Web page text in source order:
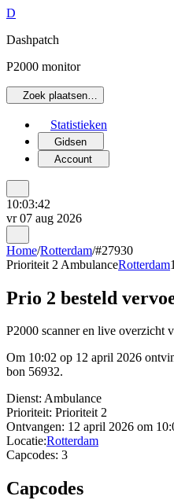
D
Dashpatch
P2000 monitor
Zoek plaatsen…
Statistieken
Gidsen
Account
10:03:42
vr 07 aug 2026
Home/Rotterdam/#27930
Prioriteit 2 AmbulanceRotterdam
Prio 2 besteld
P2000 scanner en live overzicht
Om 10:02 op 12 april 2026
bon 56932.
Dienst: Ambulance
Prioriteit: Prioriteit 2
Ontvangen: 12 april 2026 om
Locatie:Rotterdam
Capcodes: 3
Capcodes